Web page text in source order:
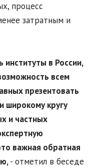
процесс
затратным и
институты в России,
всем
презентовать
широкому кругу
и частных
важная обратная
- отметил в беседе